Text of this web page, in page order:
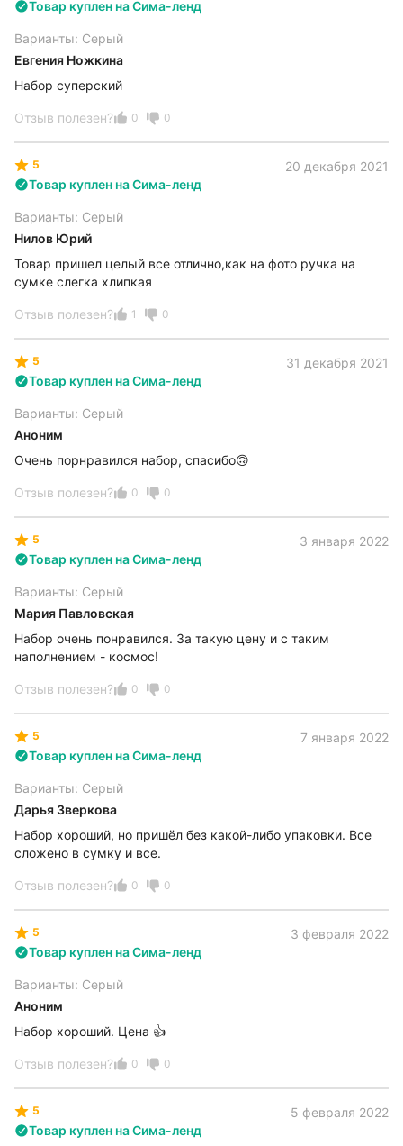
Товар куплен на Сима-ленд
Варианты: Серый
Евгения Ножкина
Набор суперский
Отзыв полезен? 0 0
5
20 декабря 2021
Товар куплен на Сима-ленд
Варианты: Серый
Нилов Юрий
Товар пришел целый все отлично,как на фото ручка на
сумке слегка хлипкая
Отзыв полезен? 1 0
5
31 декабря 2021
Товар куплен на Сима-ленд
Варианты: Серый
Аноним
Очень порнравился набор, спасибо🙃
Отзыв полезен? 0 0
5
3 января 2022
Товар куплен на Сима-ленд
Варианты: Серый
Мария Павловская
Набор очень понравился. За такую цену и с таким
наполнением - космос!
Отзыв полезен? 0 0
5
7 января 2022
Товар куплен на Сима-ленд
Варианты: Серый
Дарья Зверкова
Набор хороший, но пришёл без какой-либо упаковки. Все
сложено в сумку и все.
Отзыв полезен? 0 0
5
3 февраля 2022
Товар куплен на Сима-ленд
Варианты: Серый
Аноним
Набор хороший. Цена 👍
Отзыв полезен? 0 0
5
5 февраля 2022
Товар куплен на Сима-ленд